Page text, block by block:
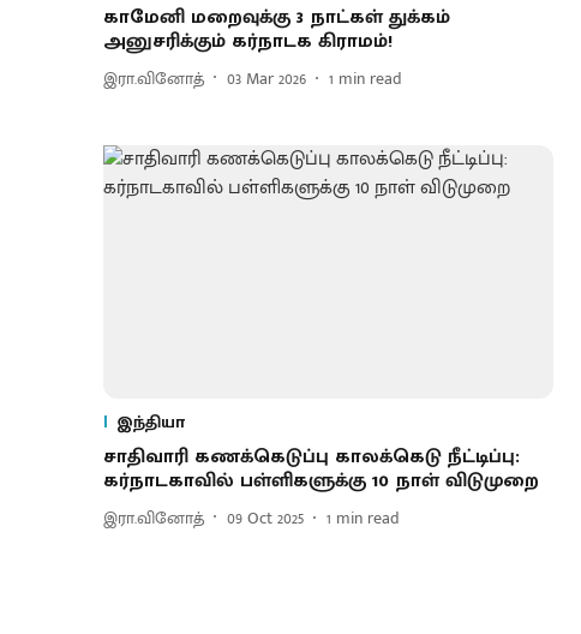
காமேனி மறைவுக்கு 3 நாட்கள் துக்கம்
அனுசரிக்கும் கர்நாடக கிராமம்!
இரா.வினோத் 03 Mar 2026 1 min read
இந்தியா
சாதிவாரி கணக்கெடுப்பு காலக்கெடு நீட்டிப்பு:
கர்நாடகாவில் பள்ளிகளுக்கு 10 நாள் விடுமுறை
இரா.வினோத் 09 Oct 2025 1 min read